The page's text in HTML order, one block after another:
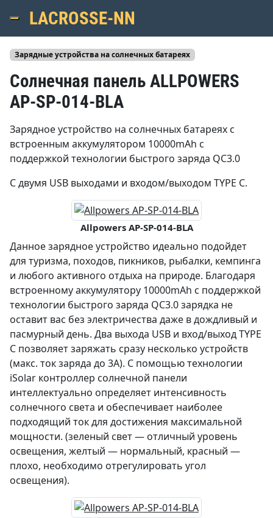
MenuLACROSSE-NN
Зарядные устройства на солнечных батареях
Солнечная панель ALLPOWERS
AP-SP-014-BLA
Зарядное устройство на солнечных батареях с
встроенным аккумулятором 10000mAh с
поддержкой технологии быстрого заряда QC3.0
C двумя USB выходами и входом/выходом TYPE C.
Allpowers AP-SP-014-BLA
Данное зарядное устройство идеально подойдет
для туризма, походов, пикников, рыбалки, кемпинга
и любого активного отдыха на природе. Благодаря
встроенному аккумулятору 10000mAh с поддержкой
технологии быстрого заряда QC3.0 зарядка не
оставит вас без электричества даже в дождливый и
пасмурный день. Два выхода USB и вход/выход TYPE
C позволяет заряжать сразу несколько устройств
(макс. ток заряда до 3А). С помощью технологии
iSolar контроллер солнечной панели
интеллектуально определяет интенсивность
солнечного света и обеспечивает наиболее
подходящий ток для достижения максимальной
мощности. (зеленый свет — отличный уровень
освещения, желтый — нормальный, красный —
плохо, необходимо отрегулировать угол
освещения).